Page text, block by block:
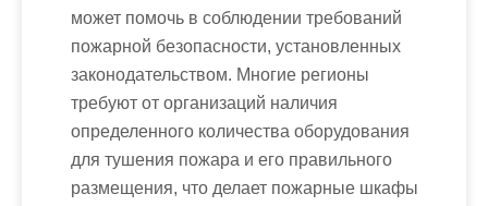
может помочь в соблюдении требований
пожарной безопасности, установленных
законодательством. Многие регионы
требуют от организаций наличия
определенного количества оборудования
для тушения пожара и его правильного
размещения, что делает пожарные шкафы